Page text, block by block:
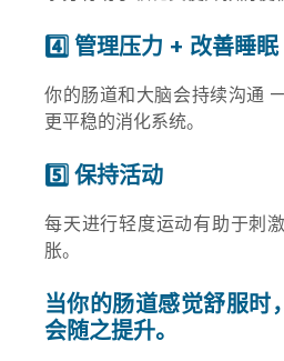
4️⃣ 管理压力 + 改善睡眠
你的肠道和大脑会持续沟通
更平稳的消化系统。
5️⃣ 保持活动
每天进行轻度运动有助于刺
胀。
当你的肠道感觉舒服时
会随之提升。